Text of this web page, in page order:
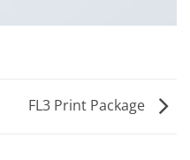
FL3 Print Package